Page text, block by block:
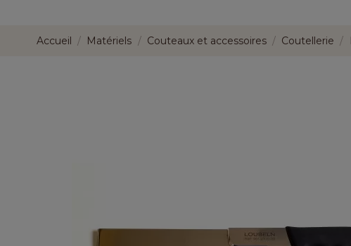
Accueil Matériels Couteaux et accessoires Coutellerie